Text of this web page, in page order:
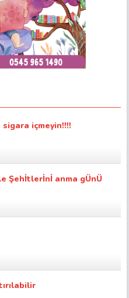
sigara içmeyin!!!!
Şehİtlerİnİ anma gÜnÜ